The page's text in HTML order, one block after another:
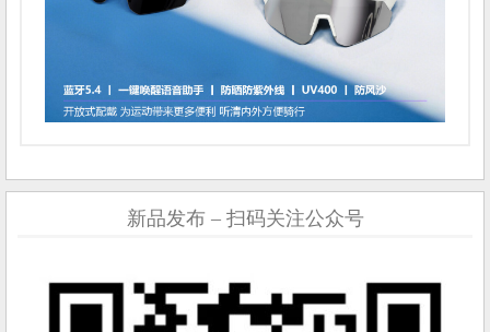
新品发布 – 扫码关注公众号